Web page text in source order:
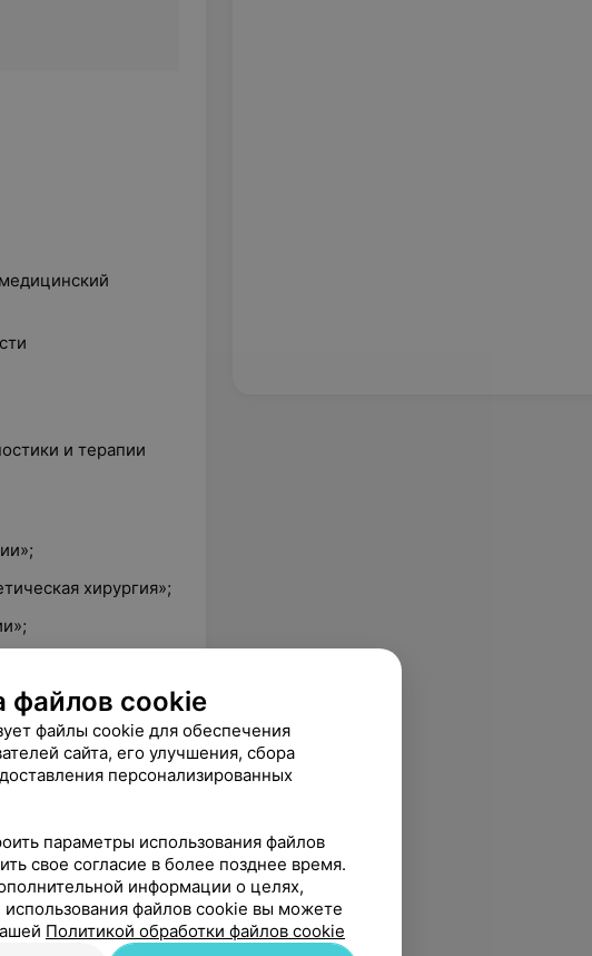
и терапии
хирургия»;
косоглазия»;
ул. Советская, 126
файлов cookie
файлы cookie для обеспечения
сайта, его улучшения, сбора
персонализированных
параметры использования файлов
свое согласие в более позднее время.
информации о целях,
использования файлов cookie вы можете
Политикой обработки файлов cookie